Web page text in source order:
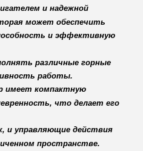
и надежной
может обеспечить
и эффективную
различные горные
работы.
имеет компактную
что делает его
и управляющие действия
пространстве.